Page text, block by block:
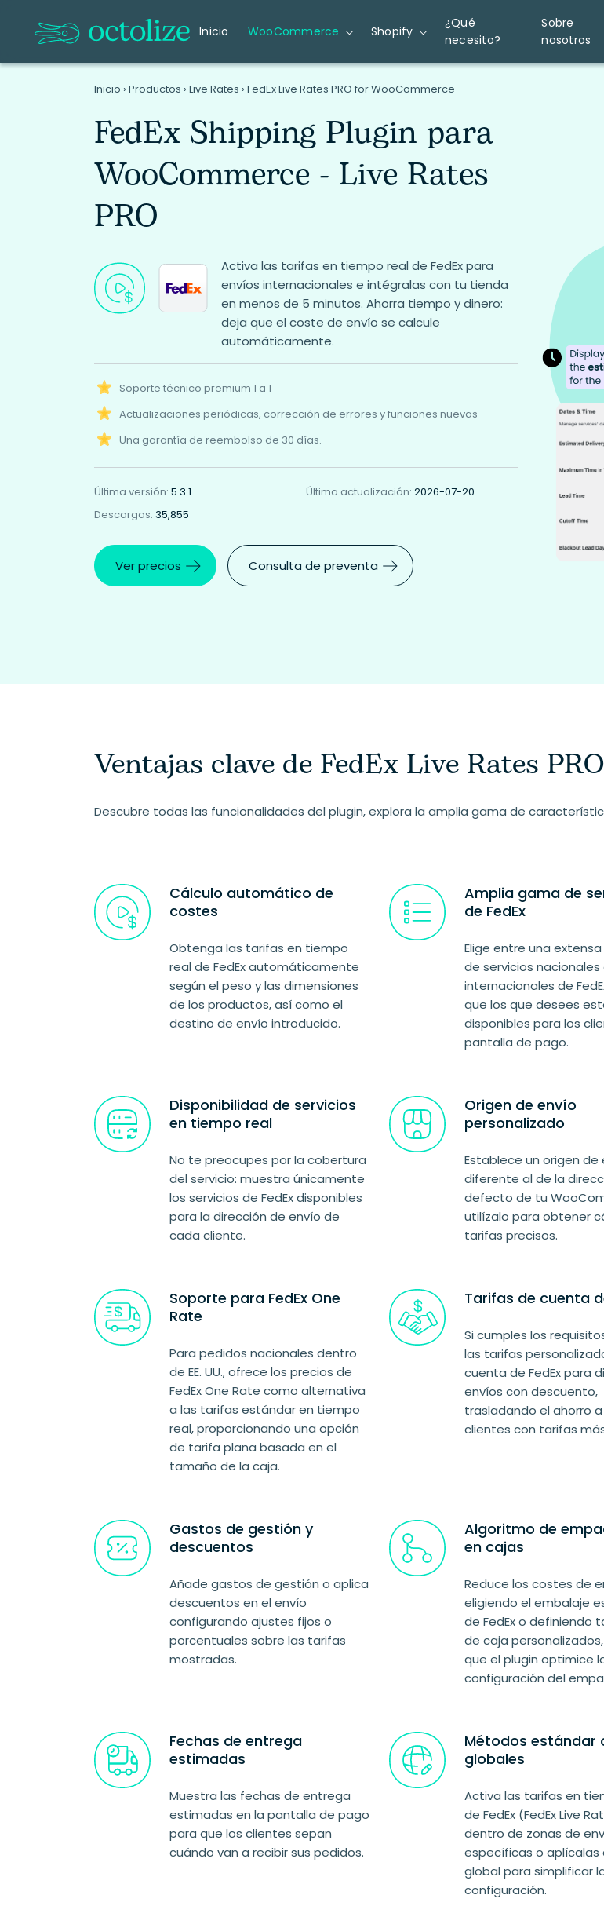
Inicio WooCommerce Shopify
¿Qué
necesito?
Sobre
nosotros
Inicio › Productos › Live Rates › FedEx Live Rates PRO for WooCommerce
FedEx Shipping Plugin para
WooCommerce - Live Rates
PRO
Activa las tarifas en tiempo real de FedEx para
envíos internacionales e intégralas con tu tienda
en menos de 5 minutos. Ahorra tiempo y dinero:
deja que el coste de envío se calcule
automáticamente.
Soporte técnico premium 1 a 1
Actualizaciones periódicas, corrección de errores y funciones nuevas
Una garantía de reembolso de 30 días.
Última versión: 5.3.1 Última actualización: 2026-07-20
Descargas: 35,855
Ver precios Consulta de preventa
Ventajas clave de FedEx Live Rates
Descubre todas las funcionalidades del plugin, explora la amplia gama de
Cálculo automático de
costes
Obtenga las tarifas en tiempo
real de FedEx automáticamente
según el peso y las dimensiones
de los productos, así como el
destino de envío introducido.
Amplia gama de
de FedEx
Elige entre una
de servicios nacionales
internacionales de
que los que desees
disponibles para los
pantalla de pago.
Disponibilidad de servicios
en tiempo real
No te preocupes por la cobertura
del servicio: muestra únicamente
los servicios de FedEx disponibles
para la dirección de envío de
cada cliente.
Origen de envío
personalizado
Establece un origen de
diferente al de la
defecto de tu
utilízalo para obtener
tarifas precisos.
Soporte para FedEx One
Rate
Para pedidos nacionales dentro
de EE. UU., ofrece los precios de
FedEx One Rate como alternativa
a las tarifas estándar en tiempo
real, proporcionando una opción
de tarifa plana basada en el
tamaño de la caja.
Tarifas de cuenta
Si cumples los
las tarifas
cuenta de FedEx para
envíos con descuento,
trasladando el ahorro a
clientes con tarifas
Gastos de gestión y
descuentos
Añade gastos de gestión o aplica
descuentos en el envío
configurando ajustes fijos o
porcentuales sobre las tarifas
mostradas.
Algoritmo de
en cajas
Reduce los costes de
eligiendo el embalaje
de FedEx o definiendo
de caja
que el plugin optimice
configuración del
Fechas de entrega
estimadas
Muestra las fechas de entrega
estimadas en la pantalla de pago
para que los clientes sepan
cuándo van a recibir sus pedidos.
Métodos estándar
globales
Activa las tarifas en
de FedEx (FedEx Live
dentro de zonas de
específicas o aplícalas
global para simplificar
configuración.